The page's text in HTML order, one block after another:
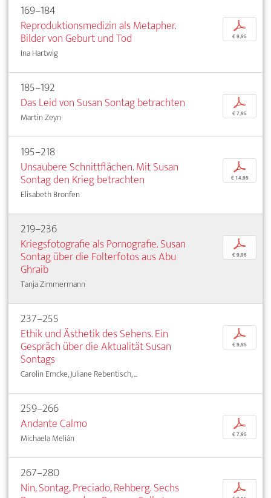
169–184
Reproduktionsmedizin als Metapher.
Bilder von Geburt und Tod
Ina Hartwig
p
€ 9,95
185–192
Das Leid von Susan Sontag betrachten
Martin Zeyn
p
€ 7,95
195–218
Unsaubere Schnittflächen. Mit Susan
Sontag den Krieg betrachten
Elisabeth Bronfen
p
€ 14,95
219–236
Kriegsfotografie als Pornografie. Susan
Sontag über die Folterfotos aus Abu
Ghraib
Tanja Zimmermann
p
€ 9,95
237–255
Ethik und Ästhetik des Sehens. Ein
Gespräch über die Aktualität Susan
Sontags
Carolin Emcke, Juliane Rebentisch, ...
p
€ 9,95
259–266
Andante Calmo
Michaela Melián
p
€ 7,95
267–280
Nin, Sontag, Preciado, Rehberg. Sechs
p